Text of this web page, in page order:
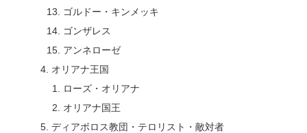
ゴルドー・キンメッキ
ゴンザレス
アンネローゼ
オリアナ王国
ローズ・オリアナ
オリアナ国王
ディアボロス教団・テロリスト・敵対者